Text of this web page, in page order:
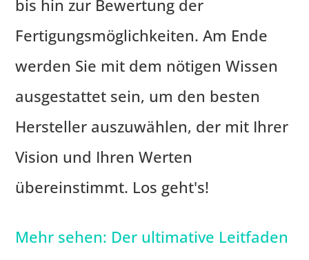
bis hin zur Bewertung der
Fertigungsmöglichkeiten. Am Ende
werden Sie mit dem nötigen Wissen
ausgestattet sein, um den besten
Hersteller auszuwählen, der mit Ihrer
Vision und Ihren Werten
übereinstimmt. Los geht's!
Mehr sehen: Der ultimative Leitfaden